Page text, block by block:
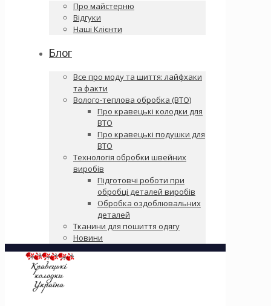
Про майстерню
Відгуки
Наші Клієнти
Блог
Все про моду та шиття: лайфхаки
та факти
Волого-теплова обробка (ВТО)
Про кравецькі колодки для
ВТО
Про кравецькі подушки для
ВТО
Технологія обробки швейних
виробів
Підготовчі роботи при
обробці деталей виробів
Обробка оздоблювальних
деталей
Тканини для пошиття одягу
Новини